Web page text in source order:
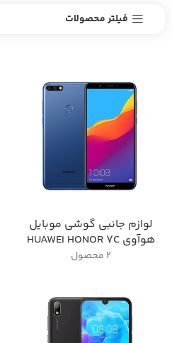
فیلتر محصولات
لوازم جانبی گوشی موبایل
هوآوی HUAWEI HONOR 7C
2 محصول